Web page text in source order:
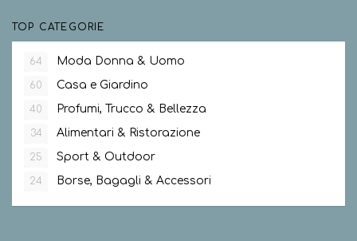
TOP CATEGORIE
64 Moda Donna & Uomo
60 Casa e Giardino
40 Profumi, Trucco & Bellezza
34 Alimentari & Ristorazione
25 Sport & Outdoor
24 Borse, Bagagli & Accessori